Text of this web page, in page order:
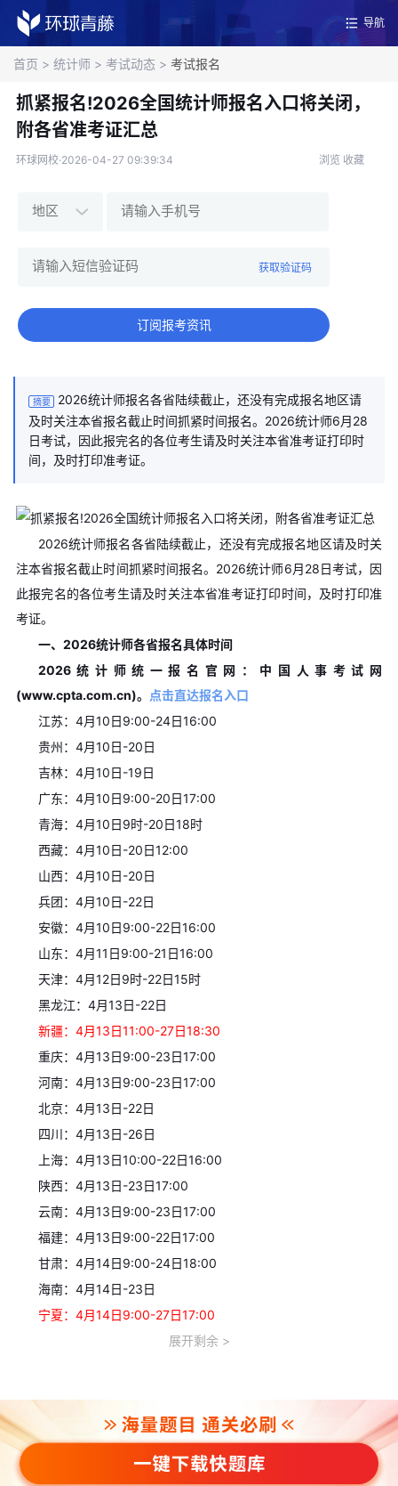
导航
首页 > 统计师 > 考试动态 > 考试报名
抓紧报名!2026全国统计师报名入口将关闭，
附各省准考证汇总
环球网校·2026-04-27 09:39:34 浏览 收藏
获取验证码
订阅报考资讯
摘要
2026统计师报名各省陆续截止，还没有完成报名地区请
及时关注本省报名截止时间抓紧时间报名。2026统计师6月28
日考试，因此报完名的各位考生请及时关注本省准考证打印时
间，及时打印准考证。
2026统计师报名各省陆续截止，还没有完成报名地区请及时关
注本省报名截止时间抓紧时间报名。2026统计师6月28日考试，因
此报完名的各位考生请及时关注本省准考证打印时间，及时打印准
考证。
一、2026统计师各省报名具体时间
2026统计师统一报名官网：中国人事考试网
(www.cpta.com.cn)。
点击直达报名入口
江苏：4月10日9:00-24日16:00
贵州：4月10日-20日
吉林：4月10日-19日
广东：4月10日9:00-20日17:00
青海：4月10日9时-20日18时
西藏：4月10日-20日12:00
山西：4月10日-20日
兵团：4月10日-22日
安徽：4月10日9:00-22日16:00
山东：4月11日9:00-21日16:00
天津：4月12日9时-22日15时
黑龙江：4月13日-22日
新疆：4月13日11:00-27日18:30
重庆：4月13日9:00-23日17:00
河南：4月13日9:00-23日17:00
北京：4月13日-22日
四川：4月13日-26日
上海：4月13日10:00-22日16:00
陕西：4月13日-23日17:00
云南：4月13日9:00-23日17:00
福建：4月13日9:00-22日17:00
甘肃：4月14日9:00-24日18:00
海南：4月14日-23日
宁夏：4月14日9:00-27日17:00
河北：4月16日9:00-29日17:00
广西：4月16日-4月26日
内蒙古：4月17日9:00-27日10:00
展开剩余